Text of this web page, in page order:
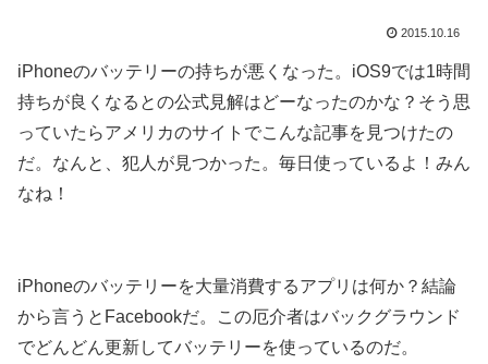
2015.10.16
iPhoneのバッテリーの持ちが悪くなった。iOS9では1時間
持ちが良くなるとの公式見解はどーなったのかな？そう思
っていたらアメリカのサイトでこんな記事を見つけたの
だ。なんと、犯人が見つかった。毎日使っているよ！みん
なね！
iPhoneのバッテリーを大量消費するアプリは何か？結論
から言うとFacebookだ。この厄介者はバックグラウンド
でどんどん更新してバッテリーを使っているのだ。